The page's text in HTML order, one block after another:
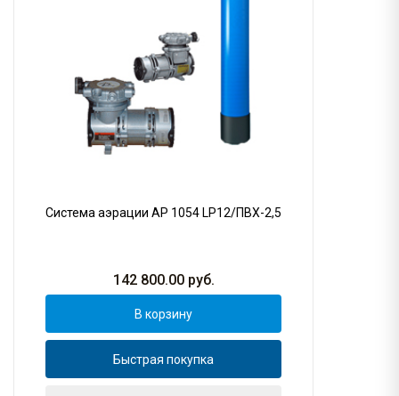
Система аэрации AP 1054 LP12/ПВХ-2,5
142 800.00руб.
В корзину
Быстрая покупка